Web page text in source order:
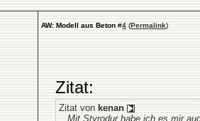
AW: Modell aus Beton #4 (Permalink)
Zitat:
Zitat von kenan
...Mit Styrodur habe ich es mir